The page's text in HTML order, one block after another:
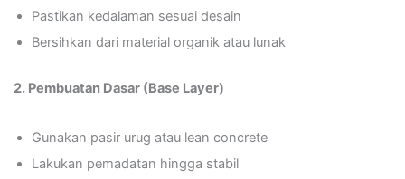
Pastikan kedalaman sesuai desain
Bersihkan dari material organik atau lunak
2. Pembuatan Dasar (Base Layer)
Gunakan pasir urug atau lean concrete
Lakukan pemadatan hingga stabil